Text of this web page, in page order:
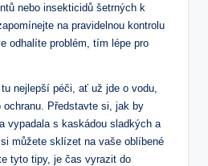
nebo insekticidů šetrných k
na pravidelnou kontrolu
odhalíte problém, tím lépe pro
nejlepší péči, ať už jde o vodu,
Představte si, jak by
vypadala s kaskádou sladkých a
můžete sklízet na vaše oblíbené
tyto tipy, je čas vyrazit do